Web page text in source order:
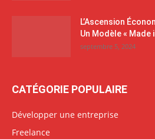
L’Ascension
Un Modèle « Made
septembre 5, 2024
CATÉGORIE POPULAIRE
Développer une entreprise
Freelance